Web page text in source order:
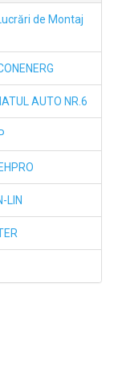
de Montaj
AUTO NR.6
LIN